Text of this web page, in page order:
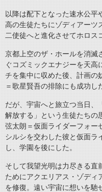
以降は配下となった速水公平
高の生徒たちにゾディアーツ
二使徒へと進化させてホロス
京都上空のザ・ホールを消滅
ぐコズミックエナジーを天高
チを集中に収めた後、計画の
＝歌星賢吾の排除にも成功し
だが、宇宙へと旅立つ当日、
解放する」という生徒たちの
弦太朗＝仮面ライダーフォー
シルシを交わした彼と仮面ラ
し、学園を後にした。
そして我望光明は力尽きる直
ためにアクエリアス・ゾディ
を修復。遠い宇宙に想いを馳